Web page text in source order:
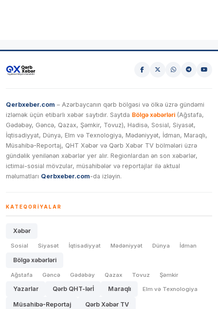
Qerbxeber.com – Azərbaycanın qərb bölgəsi və ölkə üzrə gündəmi
izləmək üçün etibarlı xəbər saytıdır. Saytda Bölgə xəbərləri (Ağstafa,
Gədəbəy, Gəncə, Qazax, Şəmkir, Tovuz), Hadisə, Sosial, Siyasət,
İqtisadiyyat, Dünya, Elm və Texnologiya, Mədəniyyət, İdman, Maraqlı,
Müsahibə-Reportaj, QHT Xəbər və Qərb Xəbər TV bölmələri üzrə
gündəlik yenilənən xəbərlər yer alır. Regionlardan ən son xəbərlər,
ictimai-sosial mövzular, müsahibələr və reportajlar ilə aktual
məlumatları Qerbxeber.com-da izləyin.
KATEQORIYALAR
Xəbər
Sosial Siyasət İqtisadiyyat Mədəniyyət Dünya İdman
Bölgə xəbərləri
Ağstafa Gəncə Gədəbəy Qazax Tovuz Şəmkir
Yazarlar Qərb QHT-lərİ Maraqlı Elm və Texnologiya
Müsahibə-Reportaj Qərb Xəbər TV